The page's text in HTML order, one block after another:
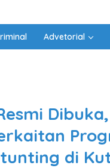
Advetorial
di